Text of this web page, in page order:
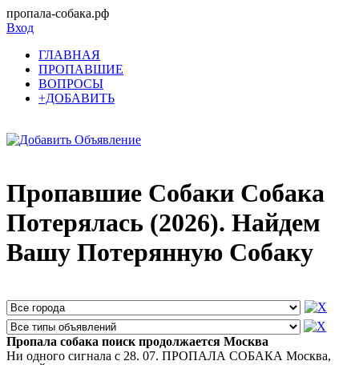
пропала-собака.рф
Вход
ГЛАВНАЯ
ПРОПАВШИЕ
ВОПРОСЫ
+ДОБАВИТЬ
Пропавшие Собаки Собака
Потерялась (2026). Найдем
Вашу Потерянную Собаку
Пропала собака поиск продолжается Москва
Ни одного сигнала с 28. 07. ПРОПАЛА СОБАКА Москва,